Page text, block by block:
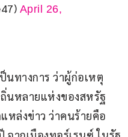
April 26,
นทางการ ว่าผู้ก่อเหตุ
นหลายแห่งของสหรัฐ
หล่งข่าว ว่าคนร้ายคือ